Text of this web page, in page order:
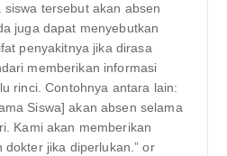
siswa tersebut akan absen
juga dapat menyebutkan
penyakitnya jika dirasa
memberikan informasi
rinci. Contohnya antara lain:
Siswa] akan absen selama
Kami akan memberikan
dokter jika diperlukan.” or